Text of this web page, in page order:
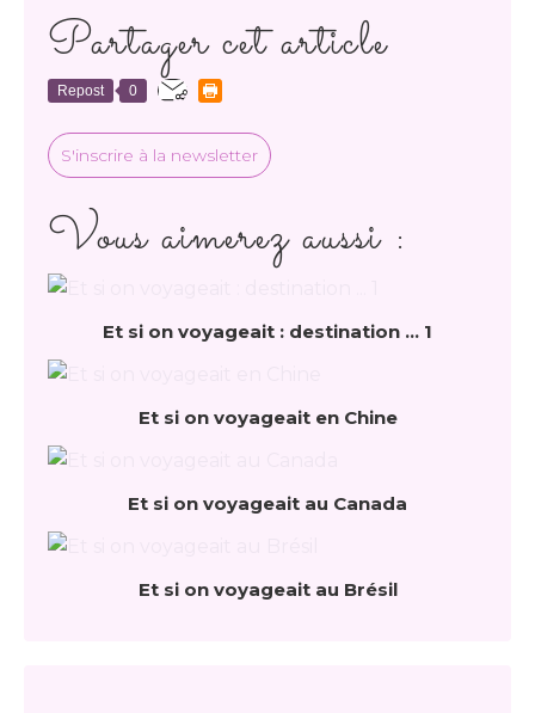
Partager cet article
Repost 0
S'inscrire à la newsletter
Vous aimerez aussi :
Et si on voyageait : destination ... 1
Et si on voyageait en Chine
Et si on voyageait au Canada
Et si on voyageait au Brésil